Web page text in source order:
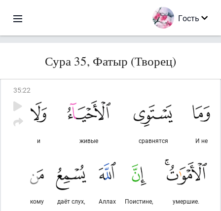
Гость
Сура 35, Фатыр (Творец)
35:22
И не
сравнятся
живые
и
умершие.
Поистине,
Аллах
даёт слух,
кому